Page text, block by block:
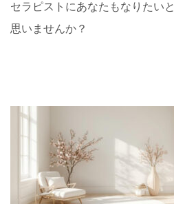
セラピストにあなたもなりたいと
思いませんか？